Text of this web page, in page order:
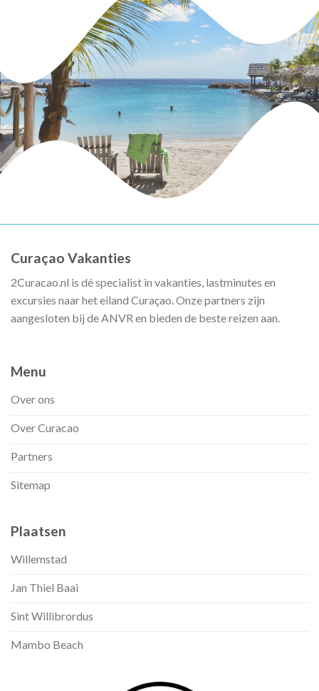
Curaçao Vakanties
2Curacao.nl is dé specialist in vakanties, lastminutes en
excursies naar het eiland Curaçao. Onze partners zijn
aangesloten bij de ANVR en bieden de beste reizen aan.
Menu
Over ons
Over Curacao
Partners
Sitemap
Plaatsen
Willemstad
Jan Thiel Baai
Sint Willibrordus
Mambo Beach